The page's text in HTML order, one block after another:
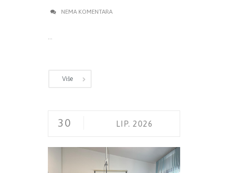
NEMA KOMENTARA
Više
30 LIP. 2026